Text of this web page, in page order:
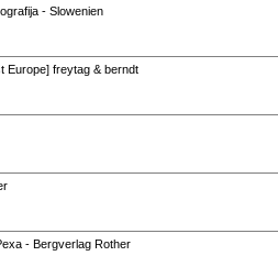
- Slowenien
Europe] freytag & berndt
- Bergverlag Rother